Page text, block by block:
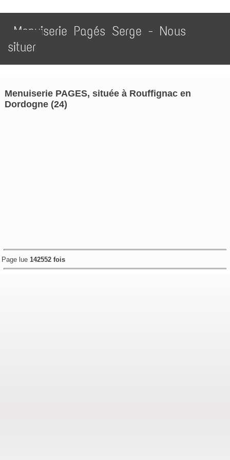
Menuiserie Pagés Serge - Nous
situer
Menuiserie PAGES, située à Rouffignac en
Dordogne (24)
Page lue 142552 fois